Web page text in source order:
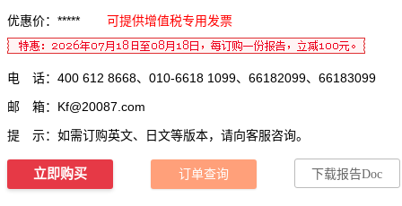
优惠价：*****
可提供增值税专用发票
电 话：400 612 8668、010-6618 1099、66182099、66183099
邮 箱： Kf@20087.com
提 示：如需订购英文、日文等版本，请向客服咨询。
立即购买 订单查询 下载报告Doc